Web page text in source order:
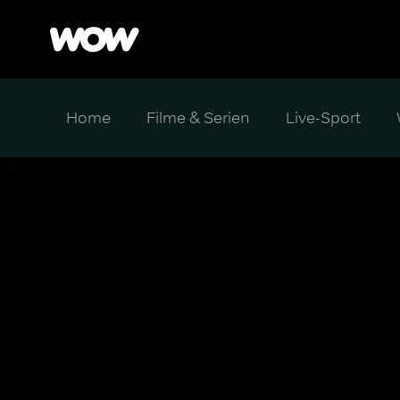
Home Filme & Serien Live-Sport